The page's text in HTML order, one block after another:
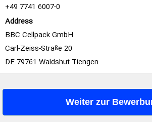
+49 7741 6007-0
Address
BBC Cellpack GmbH
Carl-Zeiss-Straße 20
DE-79761 Waldshut-Tiengen
Weiter zur